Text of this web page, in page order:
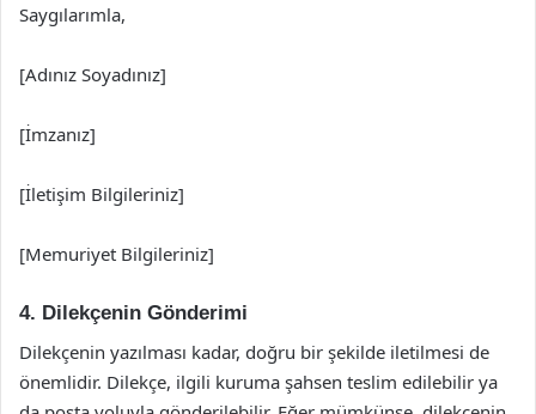
Saygılarımla,
[Adınız Soyadınız]
[İmzanız]
[İletişim Bilgileriniz]
[Memuriyet Bilgileriniz]
4. Dilekçenin Gönderimi
Dilekçenin yazılması kadar, doğru bir şekilde iletilmesi de
önemlidir. Dilekçe, ilgili kuruma şahsen teslim edilebilir ya